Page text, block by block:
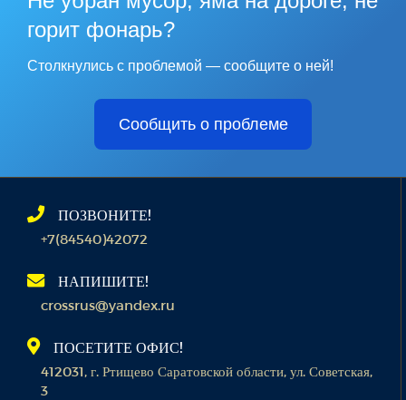
горит фонарь?
Столкнулись с проблемой — сообщите о ней!
Сообщить о проблеме
ПОЗВОНИТЕ!
+7(84540)42072
НАПИШИТЕ!
crossrus@yandex.ru
ПОСЕТИТЕ ОФИС!
412031, г. Ртищево Саратовской области, ул. Советская,
3